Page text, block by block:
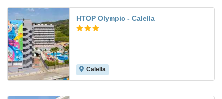
HTOP Olympic - Calella
Calella